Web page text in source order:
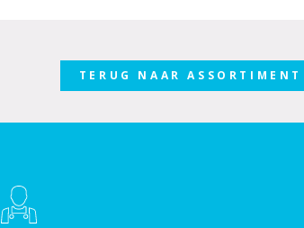
TERUG NAAR ASSORTIMENT